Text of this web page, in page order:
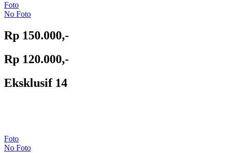
Foto
No Foto
Rp 150.000,-
Rp 120.000,-
Eksklusif 14
Foto
No Foto